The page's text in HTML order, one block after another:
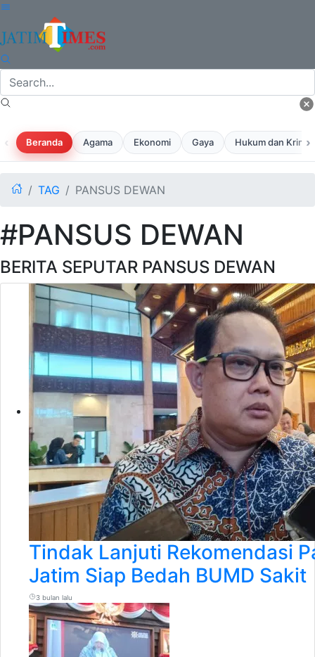
‹ Beranda Agama Ekonomi Gaya Hukum dan ›
TAG PANSUS DEWAN
#PANSUS DEWAN
BERITA SEPUTAR PANSUS DEWAN
Tindak Lanjuti Rekomendasi
Jatim Siap Bedah BUMD Sakit
3 bulan lalu